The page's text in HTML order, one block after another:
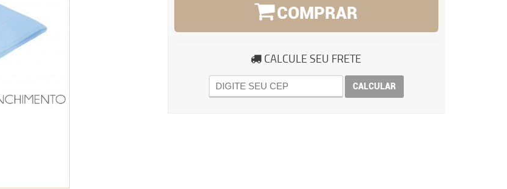
COMPRAR
CALCULE SEU FRETE
CALCULAR